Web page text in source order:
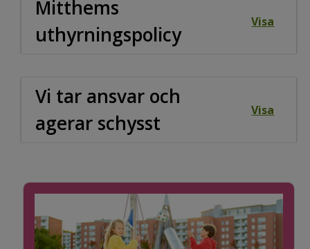
Mitthems
uthyrningspolicy
Visa
Vi tar ansvar och
agerar schysst
Visa